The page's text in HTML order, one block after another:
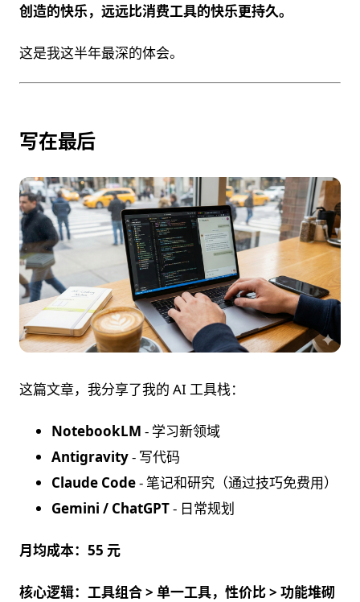
创造的快乐，远远比消费工具的快乐更持久。
这是我这半年最深的体会。
写在最后
这篇文章，我分享了我的 AI 工具栈：
NotebookLM - 学习新领域
Antigravity- 写代码
Claude Code- 笔记和研究（通过技巧免费用）
Gemini / ChatGPT- 日常规划
月均成本：55 元
核心逻辑：工具组合 > 单一工具，性价比 > 功能堆砌